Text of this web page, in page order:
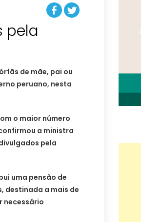
pela
de mãe, pai ou
peruano, nesta
o maior número
a ministra
pela
uma pensão de
destinada a mais de
necessário